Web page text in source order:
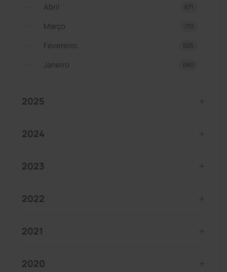
Abril 671
Março 710
Fevereiro 625
Janeiro 660
2025
2024
2023
2022
2021
2020